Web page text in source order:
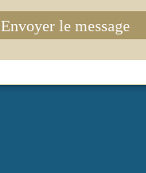
Envoyer le message